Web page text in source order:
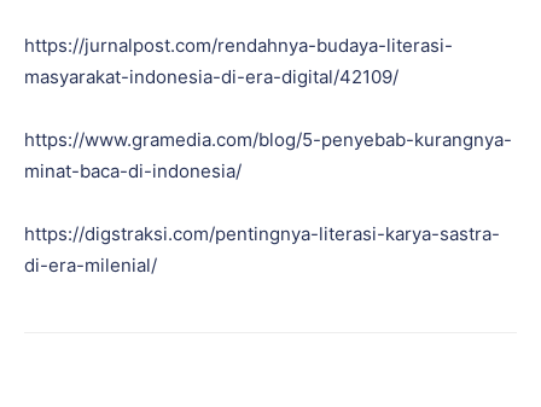
https://jurnalpost.com/rendahnya-budaya-literasi-
masyarakat-indonesia-di-era-digital/42109/
https://www.gramedia.com/blog/5-penyebab-kurangnya-
minat-baca-di-indonesia/
https://digstraksi.com/pentingnya-literasi-karya-sastra-
di-era-milenial/